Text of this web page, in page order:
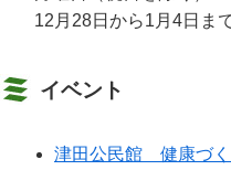
12月28日から1月4日ま
イベント
津田公民館 健康づ